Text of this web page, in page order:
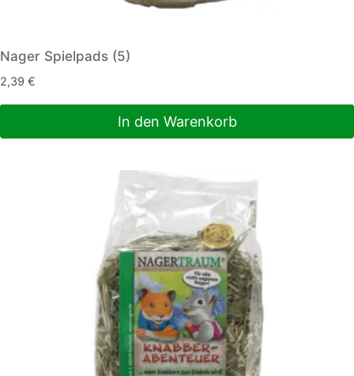
Nager Spielpads (5)
2,39 €
In den Warenkorb